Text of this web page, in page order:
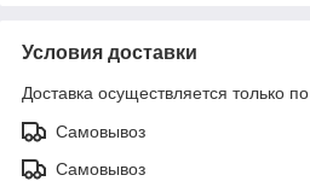
Условия доставки
Доставка осуществляется только
Самовывоз
Самовывоз